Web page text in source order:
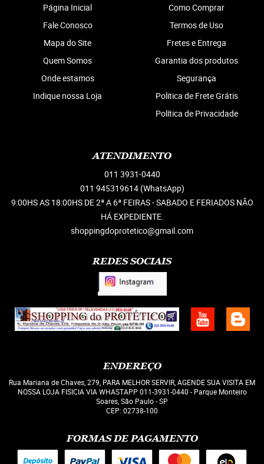
Página Inicial
Fale Conosco
Mapa do Site
Quem Somos
Onde estamos
Indique nossa Loja
Como Comprar
Termos de Uso
Fretes e Entrega
Garantia dos produtos
Segurança
Politica de Frete Grátis
Política de Privacidade
ATENDIMENTO
011 3931-0440
011 945319614 (WhatsApp)
9:00HS AS 18:00HS DE 2ª A 6ª FEIRAS - SABADO E FERIADOS NÃO
HÁ EXPEDIENTE.
shoppingdoprotetico@gmail.com
REDES SOCIAIS
ENDEREÇO
Rua Mariana de Chaves, 279, PARA MELHOR SERVIR, AGENDE SUA VISITA EM
NOSSA LOJA FISICIA VIA WHASTAPP 011-3931-0440 - Parque Monteiro
Soares, São Paulo-SP
CEP: 02738-100
FORMAS DE PAGAMENTO